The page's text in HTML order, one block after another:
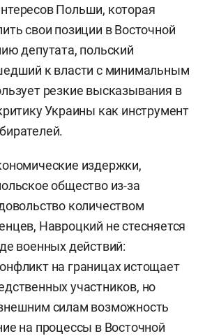
Польши, которая
свои позиции в Восточной
депутата, польский
к власти с минимальным
резкие высказывания в
Украины как инструмент
издержки,
общество из-за
количеством
Навроцкий не стесняется
военных действий:
на границах истощает
участников, но
силам возможность
на процессы в Восточной